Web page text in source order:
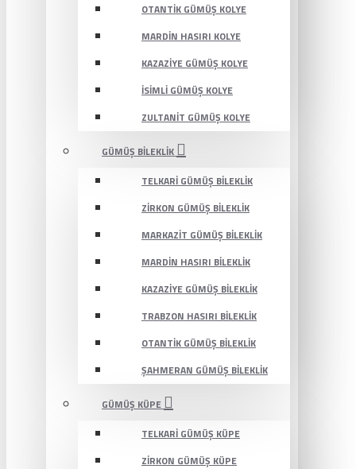
OTANTIK GÜMÜŞ KOLYE
MARDIN HASIRI KOLYE
KAZAZIYE GÜMÜŞ KOLYE
İSIMLI GÜMÜŞ KOLYE
ZULTANIT GÜMÜŞ KOLYE
GÜMÜŞ BILEKLIK
TELKARI GÜMÜŞ BILEKLIK
ZIRKON GÜMÜŞ BILEKLIK
MARKAZIT GÜMÜŞ BILEKLIK
MARDIN HASIRI BILEKLIK
KAZAZIYE GÜMÜŞ BILEKLIK
TRABZON HASIRI BILEKLIK
OTANTIK GÜMÜŞ BILEKLIK
ŞAHMERAN GÜMÜŞ BILEKLIK
GÜMÜŞ KÜPE
TELKARI GÜMÜŞ KÜPE
ZIRKON GÜMÜŞ KÜPE